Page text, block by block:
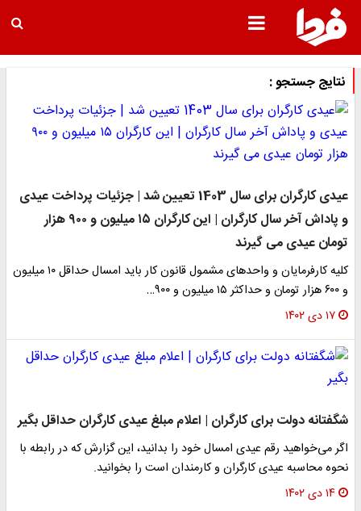
نتایج جستجو :
عیدی کارگران برای سال 1403 تعیین شد | جزئیات پرداخت عیدی
و پاداش آخر سال کارگران | این کارگران ۱۵ میلیون و ۹۰۰ هزار
تومان عیدی می گیرند
کلیه کارفرمایان و واحدهای مشمول قانون کار باید امسال حداقل ۱۰ میلیون
و ۶۰۰ هزار تومان و حداکثر ۱۵ میلیون و ۹۰۰…
۱۷ دی ۱۴۰۲
شگفتانه دولت برای کارگران | اعلام مبلغ عیدی کارگران حداقل بگیر
اگر می‌خواهید رقم عیدی امسال خود را بدانید، این گزارش که در رابطه با
نحوه محاسبه عیدی کارگران و کارمندان است را بخوانید.
۱۴ دی ۱۴۰۲